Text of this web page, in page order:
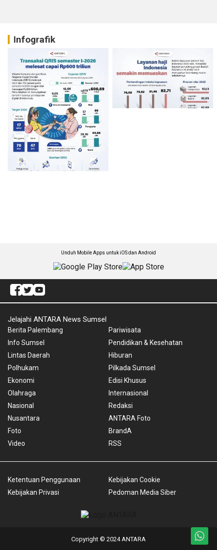
Infografik
Unduh Mobile Apps untuk iOS dan Android
Jelajahi ANTARA News Sumsel
Berita Palembang
Info Sumsel
Lintas Daerah
Polhukam
Ekonomi
Olahraga
Nasional
Nusantara
Foto
Video
Pariwisata
Pendidikan & Kesehatan
Hiburan
Pilkada Sumsel
Edisi Khusus
Internasional
Redaksi
ANTARA Foto
BrandA
RSS
Ketentuan Penggunaan
Kebijakan Privasi
Kebijakan Cookie
Pedoman Media Siber
Copyright © 2024 ANTARA